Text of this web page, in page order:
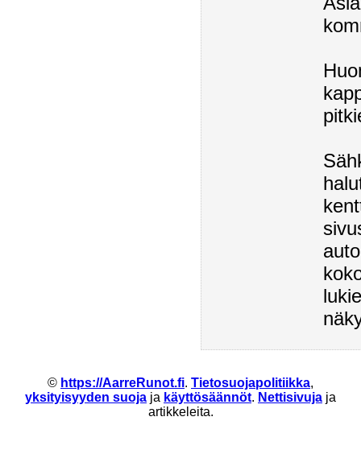
© https://AarreRunot.fi. Tietosuojapolitiikka,
yksityisyyden suoja ja käyttösäännöt. Nettisivuja ja
artikkeleita.